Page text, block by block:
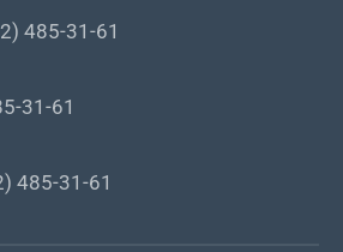
485-31-61
31-61
485-31-61